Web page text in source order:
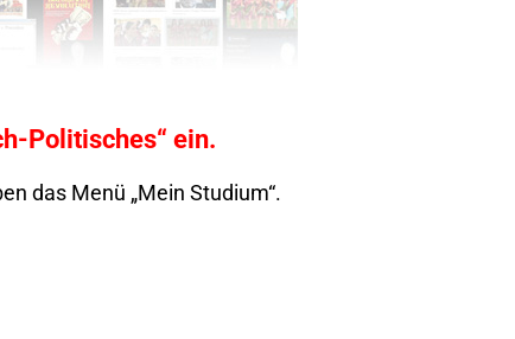
Politisches“ ein.
das Menü „Mein Studium“.